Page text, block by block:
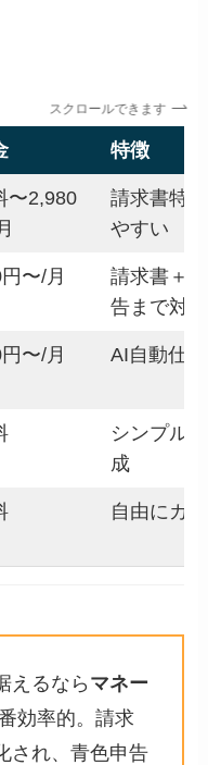
スクロールできます
特徴
〜2,980
請求書特
やすい
〜/月
請求書＋
告まで対応
〜/月 AI自動仕
シンプル
成
自由にカ
えるなら マネー
効率的。請求
され、青色申告